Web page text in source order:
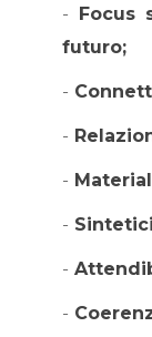
- Focus
futuro;
-
-
-
-
-
-